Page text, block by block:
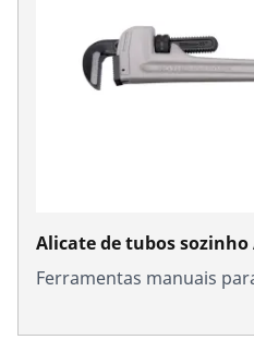
Alicate de tubos sozinho
Ferramentas manuais